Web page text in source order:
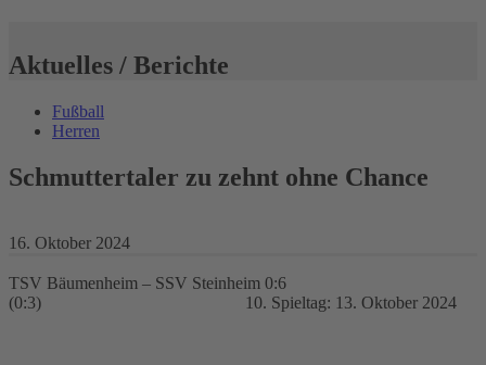
Aktuelles / Berichte
Fußball
Herren
Schmuttertaler zu zehnt ohne Chance
16. Oktober 2024
TSV Bäumenheim – SSV Steinheim 0:6
(0:3) 10. Spieltag: 13. Oktober 2024